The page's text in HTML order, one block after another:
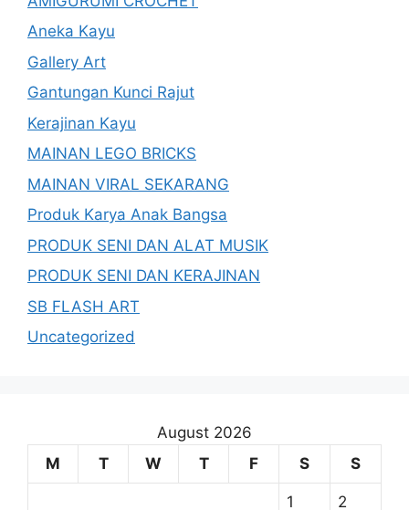
Aneka Kayu
Gallery Art
Gantungan Kunci Rajut
Kerajinan Kayu
MAINAN LEGO BRICKS
MAINAN VIRAL SEKARANG
Produk Karya Anak Bangsa
PRODUK SENI DAN ALAT MUSIK
PRODUK SENI DAN KERAJINAN
SB FLASH ART
Uncategorized
August 2026
M
T W T F S S
1 2